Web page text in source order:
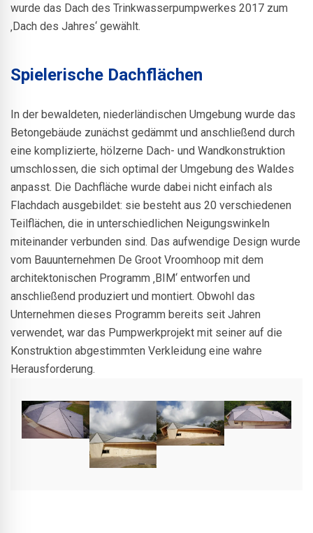
wurde das Dach des Trinkwasserpumpwerkes 2017 zum
‚Dach des Jahres‘ gewählt.
Spielerische Dachflächen
In der bewaldeten, niederländischen Umgebung wurde das
Betongebäude zunächst gedämmt und anschließend durch
eine komplizierte, hölzerne Dach- und Wandkonstruktion
umschlossen, die sich optimal der Umgebung des Waldes
anpasst. Die Dachfläche wurde dabei nicht einfach als
Flachdach ausgebildet: sie besteht aus 20 verschiedenen
Teilflächen, die in unterschiedlichen Neigungswinkeln
miteinander verbunden sind. Das aufwendige Design wurde
vom Bauunternehmen De Groot Vroomhoop mit dem
architektonischen Programm ‚BIM‘ entworfen und
anschließend produziert und montiert. Obwohl das
Unternehmen dieses Programm bereits seit Jahren
verwendet, war das Pumpwerkprojekt mit seiner auf die
Konstruktion abgestimmten Verkleidung eine wahre
Herausforderung.